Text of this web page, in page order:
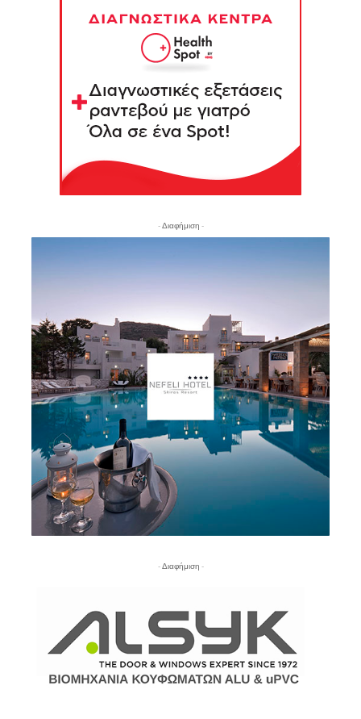
- Διαφήμιση -
- Διαφήμιση -